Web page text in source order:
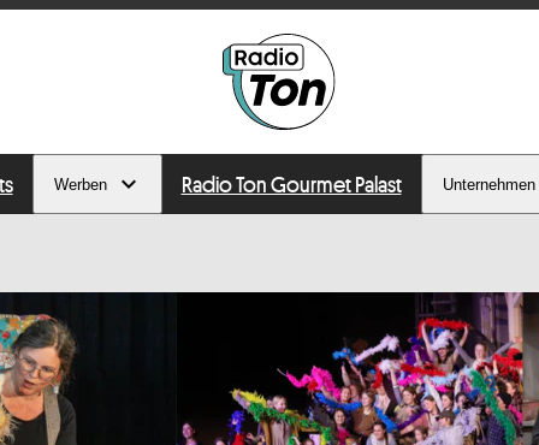
Werben Radio Ton Gourmet Palast Unternehmen